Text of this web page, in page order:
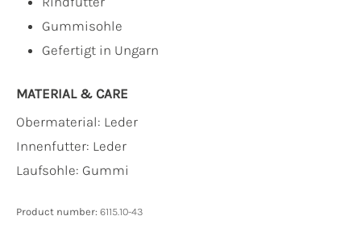
Gummisohle
Gefertigt in Ungarn
MATERIAL & CARE
Obermaterial: Leder
Innenfutter: Leder
Laufsohle: Gummi
Product number: 6115.10-43